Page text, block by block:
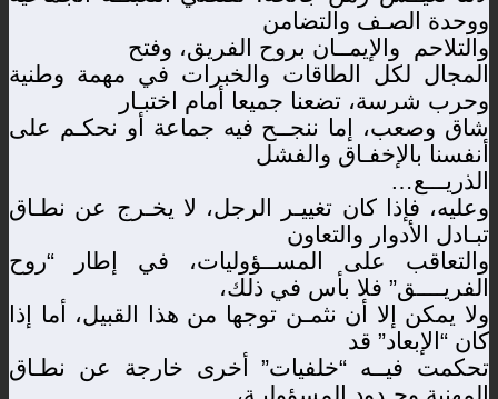
ووحدة الصـف والتضامن
والتلاحم والإيمــان بروح الفريق، وفتح
المجال لكل الطاقات والخبرات في مهمة وطنية
وحرب شرسة، تضعنا جميعا أمام اختبـار
شاق وصعب، إما ننجــح فيه جماعة أو نحكـم على
أنفسنا بالإخفـاق والفشل
الذريـــع…
وعليه، فإذا كان تغييـر الرجل، لا يخـرج عن نطـاق
تبـادل الأدوار والتعاون
والتعاقب على المســؤوليات، في إطار “روح
الفريــــق” فلا بأس في ذلك،
ولا يمكن إلا أن نثمـن توجها من هذا القبيل، أما إذا
كان “الإبعاد” قد
تحكمت فيــه “خلفيات” أخرى خارجة عن نطـاق